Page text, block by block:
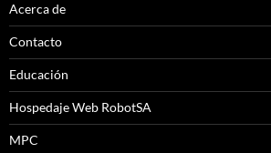
Acerca de
Contacto
Educación
Hospedaje Web RobotSA
MPC